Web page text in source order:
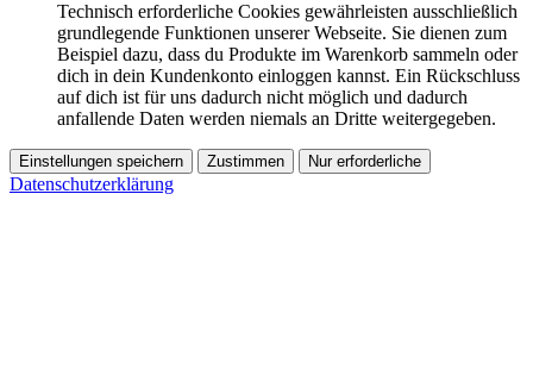
Technisch erforderliche Cookies gewährleisten ausschließlich
grundlegende Funktionen unserer Webseite. Sie dienen zum
Beispiel dazu, dass du Produkte im Warenkorb sammeln oder
dich in dein Kundenkonto einloggen kannst. Ein Rückschluss
auf dich ist für uns dadurch nicht möglich und dadurch
anfallende Daten werden niemals an Dritte weitergegeben.
Einstellungen speichern Zustimmen Nur erforderliche
Datenschutzerklärung